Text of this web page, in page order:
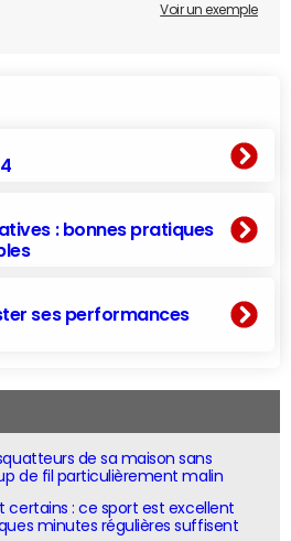
Voir un exemple
: bonnes pratiques
ses performances
de sa maison sans
de fil particulièrement malin
certains : ce sport est excellent
minutes régulières suffisent